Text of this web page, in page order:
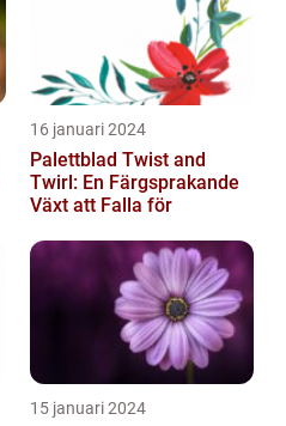
16 januari 2024
Palettblad Twist and
Twirl: En Färgsprakande
Växt att Falla för
15 januari 2024